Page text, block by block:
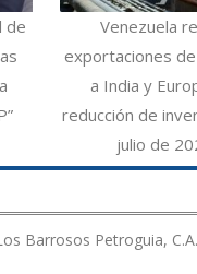
de
Venezuela
exportaciones
a India y
reducción de
julio de
Barrosos Petroguia,